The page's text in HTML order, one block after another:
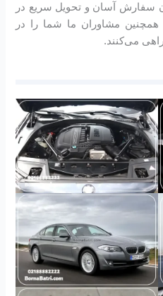
سفارش آسان و تحویل سریع در
مشاوران ما شما را در
می‌کنند.